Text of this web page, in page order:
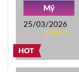
HOT
Mỹ
25/03/2026
10h00